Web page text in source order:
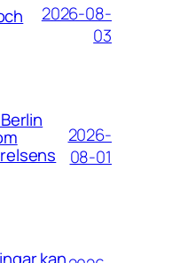
2026-08-
03
2026-
08-01